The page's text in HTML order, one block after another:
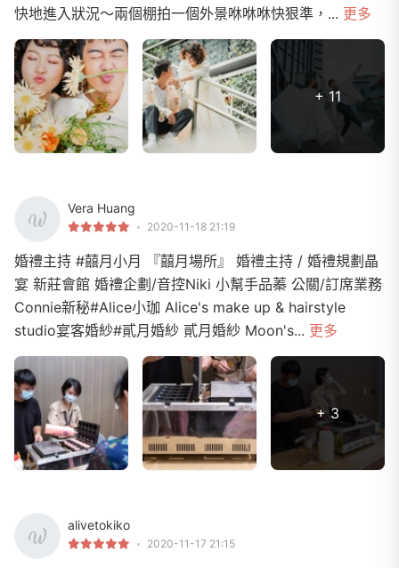
快地進入狀況～兩個棚拍一個外景咻咻咻快狠準，... 更多
+ 11
Vera Huang
2020-11-18 21:19
婚禮主持 #囍月小月 『囍月場所』 婚禮主持 / 婚禮規劃晶
宴 新莊會館 婚禮企劃/音控Niki 小幫手品蓁 公關/訂席業務
Connie新秘#Alice小珈 Alice's make up & hairstyle
studio宴客婚紗#貳月婚紗 貳月婚紗 Moon's... 更多
+ 3
alivetokiko
2020-11-17 21:15